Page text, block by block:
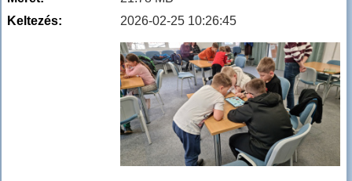
Keltezés:
2026-02-25 10:26:45